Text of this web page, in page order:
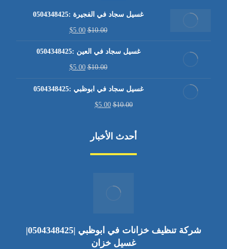
غسيل سجاد في الفجيرة :0504348425
$10.00
$5.00
غسيل سجاد في العين :0504348425
$10.00
$5.00
غسيل سجاد في ابوظبي :0504348425
$10.00
$5.00
أحدث الأخبار
شركة تنظيف خزانات في ابوظبي |0504348425|
غسيل خزان